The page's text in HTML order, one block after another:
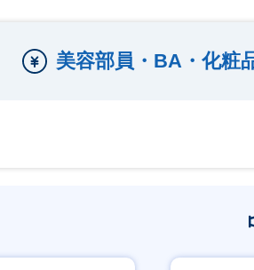
美容部員・BA・化粧